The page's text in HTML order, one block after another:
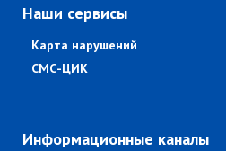
Наши сервисы
Карта нарушений
СМС-ЦИК
Информационные каналы